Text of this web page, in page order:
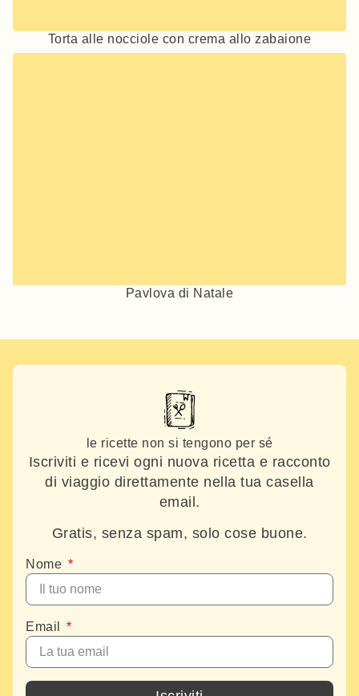
Torta alle nocciole con crema allo zabaione
Pavlova di Natale
le ricette non si tengono per sé
Iscriviti e ricevi ogni nuova ricetta e racconto
di viaggio direttamente nella tua casella
email.
Gratis, senza spam, solo cose buone.
Nome
Email